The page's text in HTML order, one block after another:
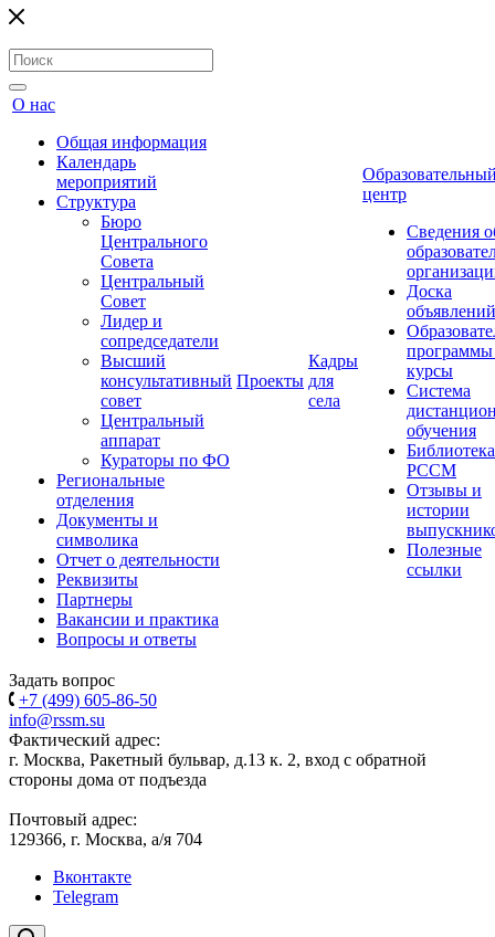
О нас
Общая информация
Календарь
мероприятий
Структура
Бюро
Центрального
Совета
Центральный
Совет
Лидер и
сопредседатели
Высший
консультативный
совет
Центральный
аппарат
Кураторы по ФО
Региональные
отделения
Документы и
символика
Отчет о деятельности
Реквизиты
Партнеры
Вакансии и практика
Вопросы и ответы
Проекты
Кадры
для
села
центр
Сведения
Доска
объявлений
курсы
Система
обучения
Библиотека
РССМ
Отзывы и
истории
Полезные
ссылки
Задать вопрос
+7 (499) 605-86-50
info@rssm.su
Фактический адрес:
г. Москва, Ракетный бульвар, д.13 к. 2, вход с обратной
стороны дома от подъезда
Почтовый адрес:
129366, г. Москва, а/я 704
Вконтакте
Telegram